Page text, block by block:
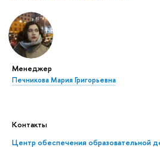
Менеджер
Печникова Мария Григорьевна
Контакты
Центр обеспечения образовательной